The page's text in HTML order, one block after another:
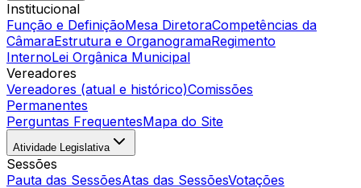
Institucional
Função e DefiniçãoMesa DiretoraCompetências da
CâmaraEstrutura e OrganogramaRegimento
InternoLei Orgânica Municipal
Vereadores
Vereadores (atual e histórico)Comissões
Permanentes
Perguntas FrequentesMapa do Site
Atividade Legislativa
Sessões
Pauta das SessõesAtas das SessõesVotações